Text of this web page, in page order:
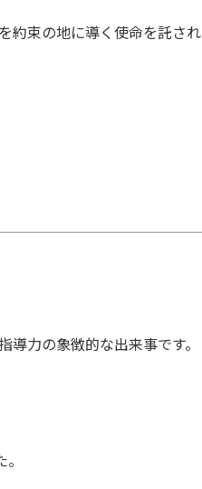
約束の地に導く使命を託され
力の象徴的な出来事です。